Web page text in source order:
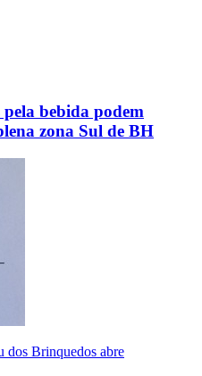
bebida podem
zona Sul de BH
dos Brinquedos abre